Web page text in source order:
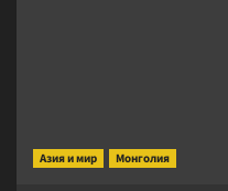
Азия и мир Монголия